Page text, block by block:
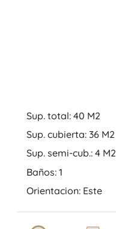
Sup. total: 40 M2
Sup. cubierta: 36 M2
Sup. semi-cub.: 4 M2
Baños: 1
Orientacion: Este